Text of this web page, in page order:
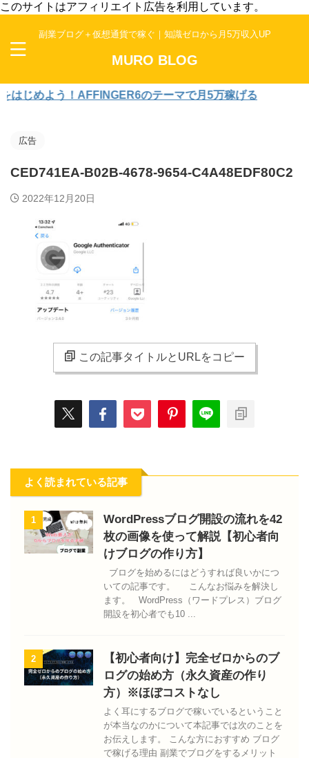
このサイトはアフィリエイト広告を利用しています。
副業ブログ＋仮想通貨で稼ぐ｜知識ゼロから月5万収入UP
MURO BLOG
めよう！AFFINGER6のテーマで月5万稼げる
広告
CED741EA-B02B-4678-9654-C4A48EDF80C2
2022年12月20日
この記事タイトルとURLをコピー
よく読まれている記事
1
WordPressブログ開設の流れを42
枚の画像を使って解説【初心者向
けブログの作り方】
ブログを始めるにはどうすれば良いかにつ
いての記事です。 こんなお悩みを解決し
ます。 WordPress（ワードプレス）ブログ
開設を初心者でも10 ...
2
【初心者向け】完全ゼロからのブ
ログの始め方（永久資産の作り
方）※ほぼコストなし
よく耳にするブログで稼いでいるということ
が本当なのかについて本記事では次のことを
お伝えします。 こんな方におすすめ ブログ
で稼げる理由 副業でブログをするメリット